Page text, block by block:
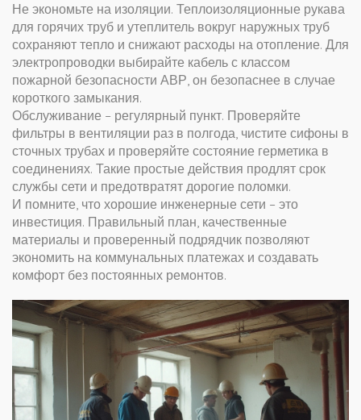
Не экономьте на изоляции. Теплоизоляционные рукава
для горячих труб и утеплитель вокруг наружных труб
сохраняют тепло и снижают расходы на отопление. Для
электропроводки выбирайте кабель с классом
пожарной безопасности АВР, он безопаснее в случае
короткого замыкания.
Обслуживание – регулярный пункт. Проверяйте
фильтры в вентиляции раз в полгода, чистите сифоны в
сточных трубах и проверяйте состояние герметика в
соединениях. Такие простые действия продлят срок
службы сети и предотвратят дорогие поломки.
И помните, что хорошие инженерные сети – это
инвестиция. Правильный план, качественные
материалы и проверенный подрядчик позволяют
экономить на коммунальных платежах и создавать
комфорт без постоянных ремонтов.